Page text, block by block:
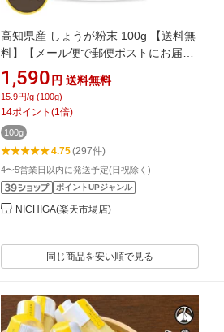
高知県産 しょうが粉末 100g 【送料無
料】【メール便で郵便ポストにお届
け】【代引不可】【時間指定不可】
[殺菌蒸し工程] 体の巡りをサポート 無
着色 香料不使用 残留農薬検査実施済
み 生姜 パウダー ウルトラ生姜 乾燥 粉
末 [04] NICHIGA(ニチガ)
1,590 円 送料無料
15.9円/g (100g)
14ポイント (1倍)
100g
4.75(297件)
4〜5営業日以内に発送予定(日祝除く)
ポイントUPジャンル
NICHIGA(楽天市場店)
同じ商品を安い順で見る